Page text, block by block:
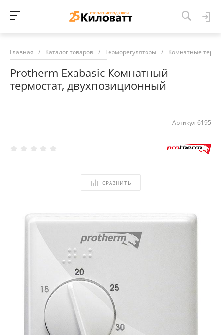
Главная / Каталог товаров / Терморегуляторы / Комнатные
Protherm Exabasic Комнатный
термостат, двухпозиционный
Артикул 6195
СРАВНИТЬ